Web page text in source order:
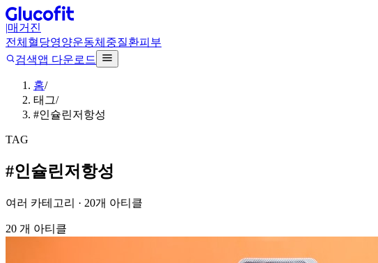
|매거진
전체 혈당영양운동체중질환피부
검색앱 다운로드
홈/
태그/
#인슐린저항성
TAG
#인슐린저항성
여러 카테고리 · 20개 아티클
20 개 아티클